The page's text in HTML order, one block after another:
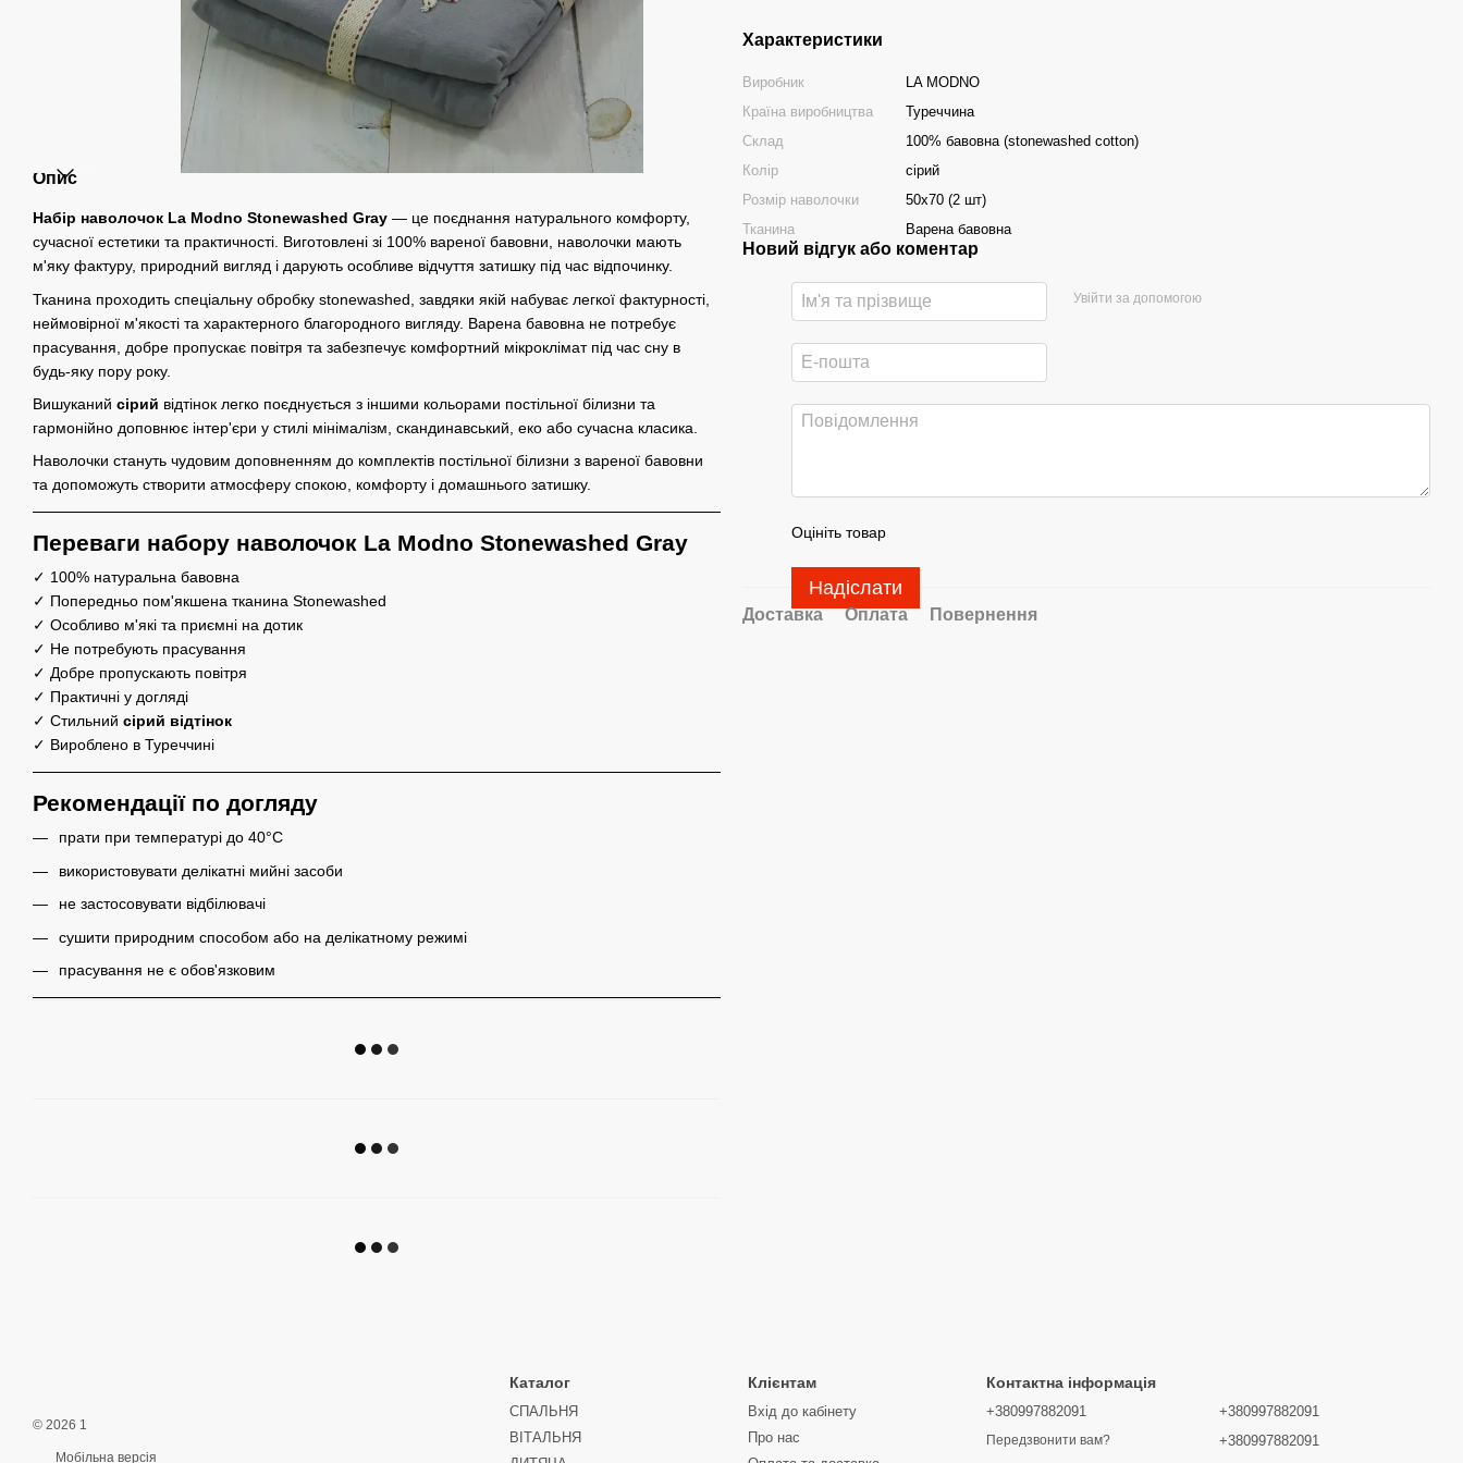
Опис
Набір наволочок La Modno Stonewashed Gray — це поєднання натурального комфорту,
сучасної естетики та практичності. Виготовлені зі 100% вареної бавовни, наволочки мають
м'яку фактуру, природний вигляд і дарують особливе відчуття затишку під час відпочинку.
Тканина проходить спеціальну обробку stonewashed, завдяки якій набуває легкої фактурності,
неймовірної м'якості та характерного благородного вигляду. Варена бавовна не потребує
прасування, добре пропускає повітря та забезпечує комфортний мікроклімат під час сну в
будь-яку пору року.
Вишуканий сірий відтінок легко поєднується з іншими кольорами постільної білизни та
гармонійно доповнює інтер'єри у стилі мінімалізм, скандинавський, еко або сучасна класика.
Наволочки стануть чудовим доповненням до комплектів постільної білизни з вареної бавовни
та допоможуть створити атмосферу спокою, комфорту і домашнього затишку.
Переваги набору наволочок La Modno Stonewashed Gray
✓ 100% натуральна бавовна
✓ Попередньо пом'якшена тканина Stonewashed
✓ Особливо м'які та приємні на дотик
✓ Не потребують прасування
✓ Добре пропускають повітря
✓ Практичні у догляді
✓ Стильний сірий відтінок
✓ Вироблено в Туреччині
Рекомендації по догляду
прати при температурі до 40°C
використовувати делікатні мийні засоби
не застосовувати відбілювачі
сушити природним способом або на делікатному режимі
прасування не є обов'язковим
Характеристики
Виробник
LA MODNO
Країна виробництва
Туреччина
Склад
100% бавовна (stonewashed cotton)
Колір
сірий
Розмір наволочки
50х70 (2 шт)
Тканина
Варена бавовна
Новий відгук або коментар
Увійти за допомогою
Оцініть товар
Надіслати
Доставка Оплата Повернення
© 2026 1
Мобільна версія
Каталог
СПАЛЬНЯ
ВІТАЛЬНЯ
Клієнтам
Вхід до кабінету
Про нас
Контактна інформація
+380997882091
Передзвонити вам?
+380997882091
+380997882091